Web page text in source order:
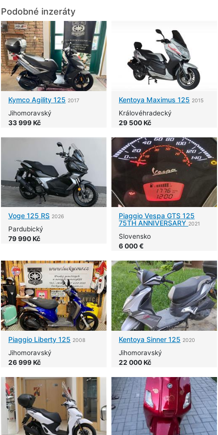
Podobné inzeráty
Kymco Agility 125 2017
Jihomoravský
33 999 Kč
Kentoya Maximus 125 2015
Královéhradecký
29 500 Kč
Voge 125 RS 2026
Pardubický
79 990 Kč
Piaggio Vespa GTS 125
75TH ANNIVERSARY 2021
Slovensko
6 000 €
Piaggio Liberty 125 2008
Jihomoravský
26 999 Kč
Kentoya Sinner 125 2020
Jihomoravský
22 000 Kč